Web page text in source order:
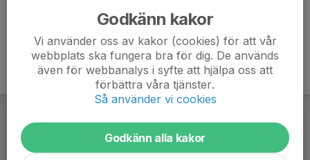
llidbom@hotmail.com
Godkänn kakor
Vi använder oss av kakor (cookies) för att vår
webbplats ska fungera bra för dig. De används
även för webbanalys i syfte att hjälpa oss att
förbättra våra tjänster.
Så använder vi cookies
Godkänn alla kakor